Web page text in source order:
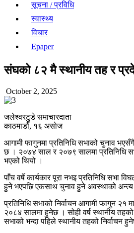
सूचना / प्रविधि
स्वास्थ्य
विचार
Epaper
संघको ८२ मै स्थानीय तह र
October 2, 2025
जलेश्वरटुडे समाचारदाता
काठमाडौं, १६ असोज
आगामी फागुनमा प्रतिनिधि सभाको चुनाव
छ । २०७४ साल र २०७९ सालमा प्रतिनिधि
भएको थियो ।
पाँच वर्षे कार्यकार पूरा नभइ प्रतिनिधि सभा
हुने भएपछि एकसाथ चुनाव हुने अवस्थाको अन्त्य
प्रतिनिधि सभाको निर्वाचन आगामी फागुन २१
२०८४ सालमा हुनेछ । सोही वर्ष स्थानीय
सभाको भन्दा पहिले स्थानीय तहको निर्वाचन